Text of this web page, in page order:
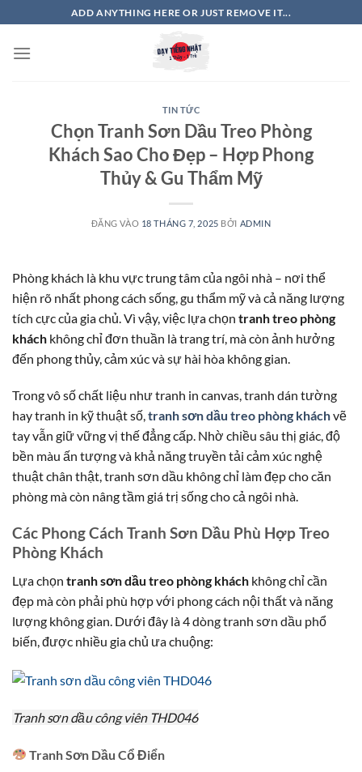
qua
nội
ADD ANYTHING HERE OR JUST REMOVE IT...
TIN TỨC
Chọn Tranh Sơn Dầu Treo Phòng
Khách Sao Cho Đẹp – Hợp Phong
Thủy & Gu Thẩm Mỹ
ĐĂNG VÀO 18 THÁNG 7, 2025 BỞI ADMIN
Phòng khách là khu vực trung tâm của ngôi nhà – nơi thể
hiện rõ nhất phong cách sống, gu thẩm mỹ và cả năng lượng
tích cực của gia chủ. Vì vậy, việc lựa chọn tranh treo phòng
khách không chỉ đơn thuần là trang trí, mà còn ảnh hưởng
đến phong thủy, cảm xúc và sự hài hòa không gian.
Trong vô số chất liệu như tranh in canvas, tranh dán tường
hay tranh in kỹ thuật số,tranh sơn dầu treo phòng kháchvẽ
tay vẫn giữ vững vị thế đẳng cấp. Nhờ chiều sâu thị giác, độ
bền màu ấn tượng và khả năng truyền tải cảm xúc nghệ
thuật chân thật, tranh sơn dầu không chỉ làm đẹp cho căn
phòng mà còn nâng tầm giá trị sống cho cả ngôi nhà.
Các Phong Cách Tranh Sơn Dầu Phù Hợp Treo
Phòng Khách
Lựa chọn tranh sơn dầu treo phòng khách không chỉ cần
đẹp mà còn phải phù hợp với phong cách nội thất và năng
lượng không gian. Dưới đây là 4 dòng tranh sơn dầu phổ
biến, được nhiều gia chủ ưa chuộng:
Tranh sơn dầu công viên THD046
Tranh Sơn Dầu Cổ Điển